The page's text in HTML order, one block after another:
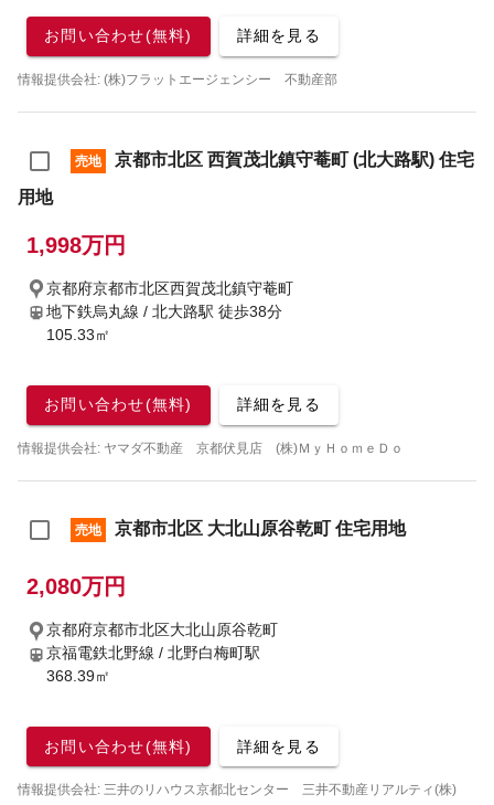
お問い合わせ(無料) 詳細を見る
情報提供会社: (株)フラットエージェンシー 不動産部
売地
京都市北区 西賀茂北鎮守菴町 (北大路駅) 住宅
用地
1,998万円
京都府京都市北区西賀茂北鎮守菴町
地下鉄烏丸線 / 北大路駅 徒歩38分
105.33㎡
お問い合わせ(無料) 詳細を見る
情報提供会社: ヤマダ不動産 京都伏見店 (株)ＭｙＨｏｍｅＤｏ
売地 京都市北区 大北山原谷乾町 住宅用地
2,080万円
京都府京都市北区大北山原谷乾町
京福電鉄北野線 / 北野白梅町駅
368.39㎡
お問い合わせ(無料) 詳細を見る
情報提供会社: 三井のリハウス京都北センター 三井不動産リアルティ(株)